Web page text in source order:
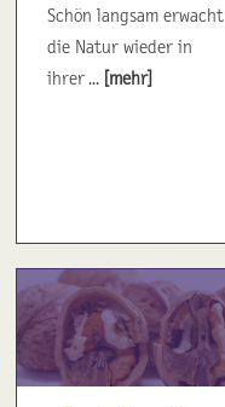
Schön langsam erwacht
die Natur wieder in
ihrer ... [mehr]